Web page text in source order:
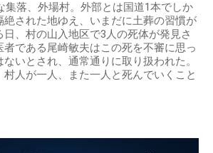
集落、外場村。外部とは国道1本でしか
絶された地ゆえ、いまだに土葬の習慣が
、村の山入地区で3人の死体が発見さ
である尾崎敏夫はこの死を不審に思っ
いとされ、通常通りに取り扱われた。
村人が一人、また一人と死んでいくこと